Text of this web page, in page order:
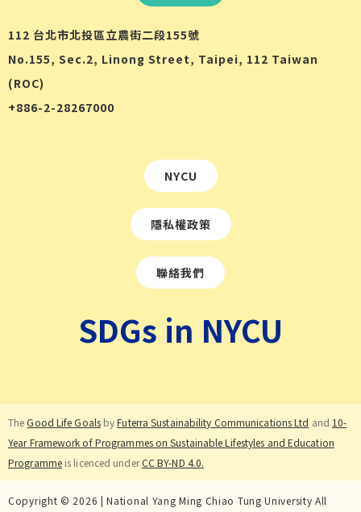
112 台北市北投區立農街二段155號
No.155, Sec.2, Linong Street, Taipei, 112 Taiwan
(ROC)
+886-2-28267000
NYCU
隱私權政策
聯絡我們
SDGs in NYCU
TheGood Life GoalsbyFuterra Sustainability Communications Ltd and 10-
Year Framework of Programmes on Sustainable Lifestyles and Education
Programmeis licenced underCC BY-ND 4.0.
Copyright © 2026 | National Yang Ming Chiao Tung University All